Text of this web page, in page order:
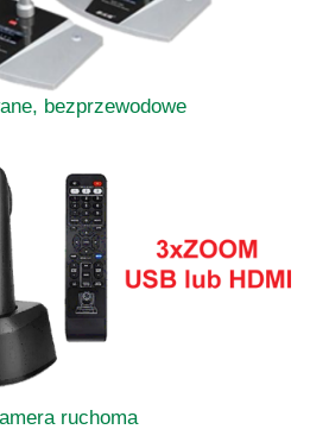
bezprzewodowe
ruchoma